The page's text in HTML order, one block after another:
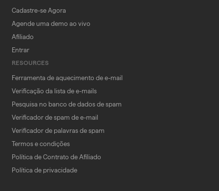
Cadastre-se Agora
Agende uma demo ao vivo
Afiliado
Entrar
RESOURCES
Ferramenta de aquecimento de e-mail
Verificação da lista de e-mails
Pesquisa no banco de dados de spam
Verificador de spam de e-mail
Verificador de palavras de spam
Termos e condições
Política de Contrato de Afiliado
Política de privacidade